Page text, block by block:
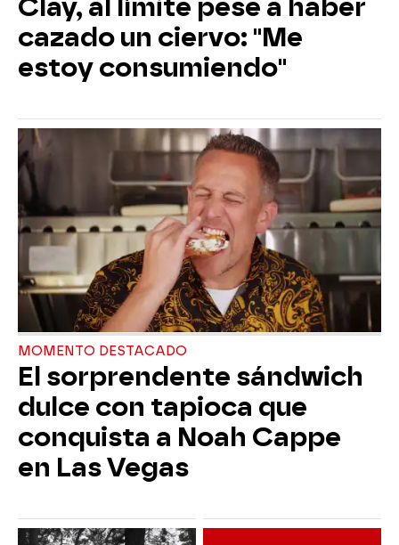
Clay, al límite pese a haber
cazado un ciervo: "Me
estoy consumiendo"
MOMENTO DESTACADO
El sorprendente sándwich
dulce con tapioca que
conquista a Noah Cappe
en Las Vegas